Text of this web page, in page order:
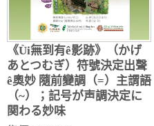
《Ùi無到有ê影跡》（かげ
あとつむぎ）符號決定出聲
ê奧妙 隨前變調（=）主謂語
（~）；記号が声調決定に
関わる妙味